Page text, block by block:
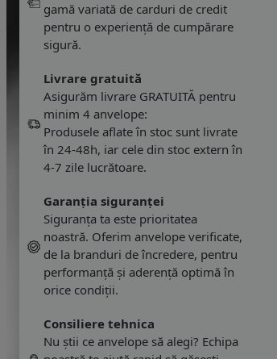
gamă variată de carduri de credit
pentru o experiență de cumpărare
sigură.
Livrare gratuită
Asigurăm livrare GRATUITĂ pentru
minim 4 anvelope:
Produsele aflate în stoc sunt livrate
în 24-48h, iar cele din stoc extern în
4-7 zile lucrătoare.
Garanția siguranței
Siguranța ta este prioritatea
noastră. Oferim anvelope verificate,
de la branduri de încredere, pentru
performanță și aderență optimă în
orice condiții.
Consiliere tehnica
Nu știi ce anvelope să alegi? Echipa